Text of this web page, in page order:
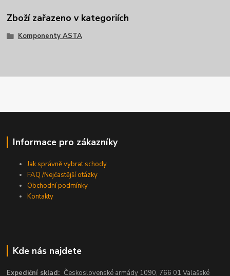
Zboží zařazeno v kategoriích
Komponenty ASTA
Informace pro zákazníky
Jak správně vybrat schody
FAQ /Nejčastější otázky
Obchodní podmínky
Kontakty
Kde nás najdete
Expediční sklad:Československé armády 1090, 766 01 Valašské